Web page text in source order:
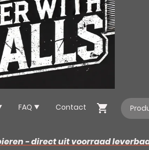
FAQ Contact
- direct uit voorraad